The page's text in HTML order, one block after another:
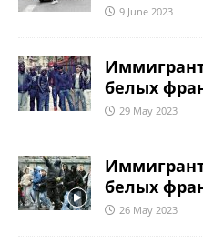
9 June 2023
белых
29 May 2023
белых
26 May 2023